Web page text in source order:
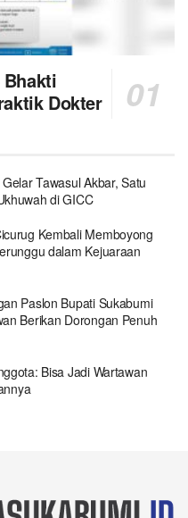
Bhakti
Dokter
Tawasul Akbar, Satu
di GICC
Kembali Memboyong
dalam Kejuaraan
Paslon Bupati Sukabumi
Berikan Dorongan Penuh
Bisa Jadi Wartawan